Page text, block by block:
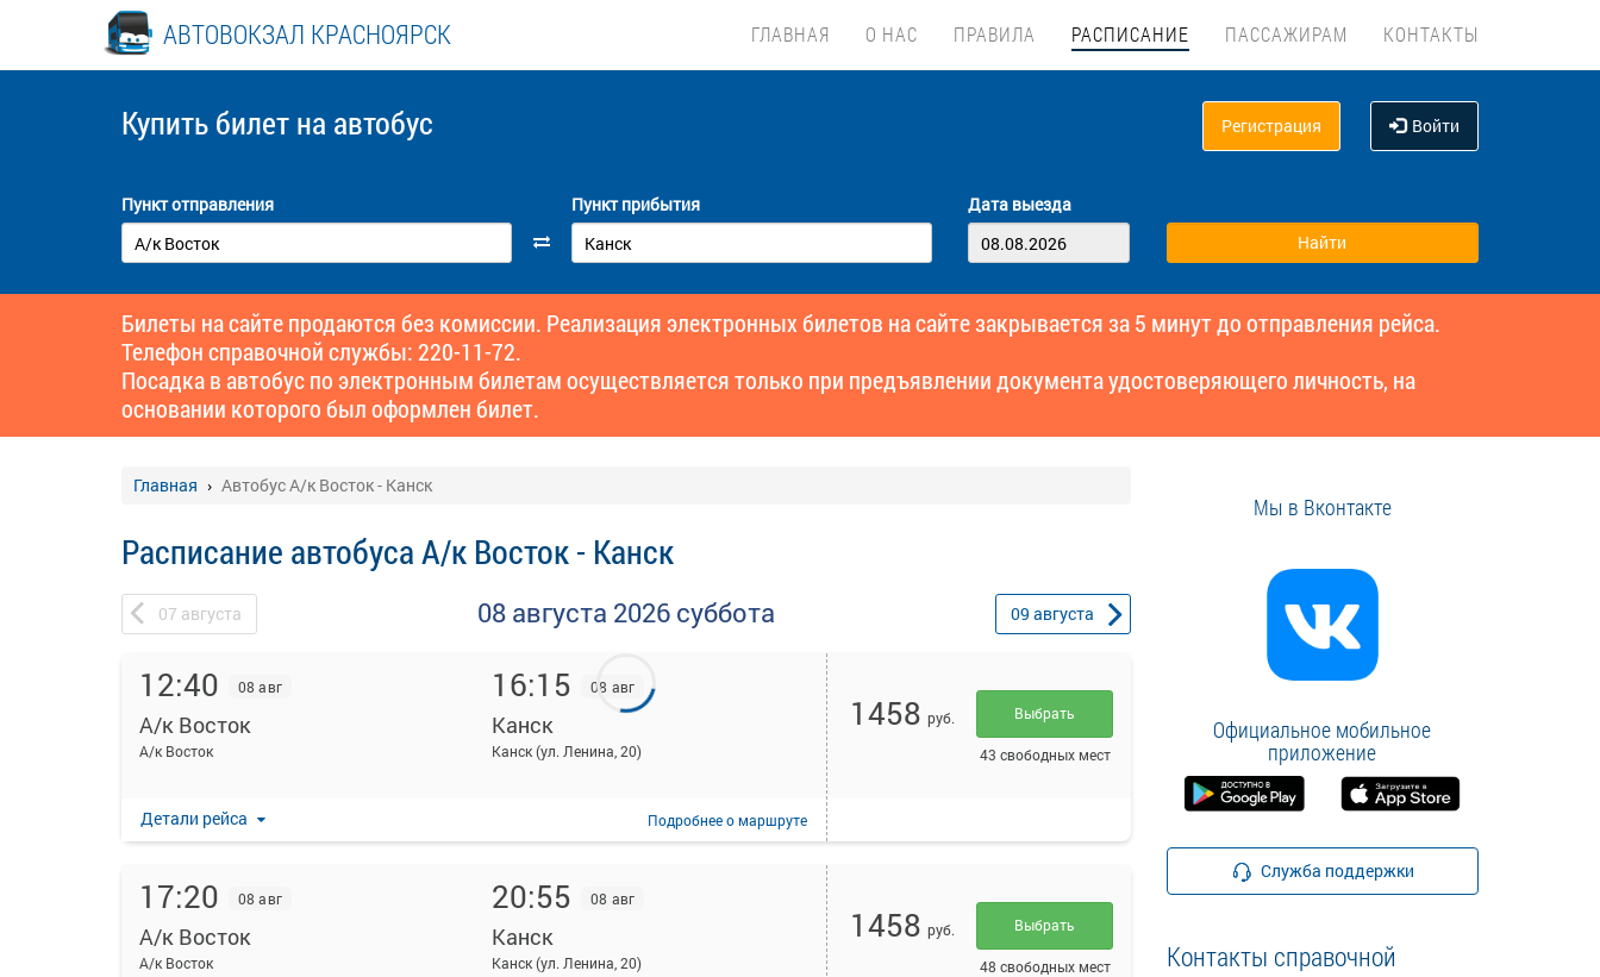
АВТОВОКЗАЛ КРАСНОЯРСК ГЛАВНАЯ О НАС ПРАВИЛА РАСПИСАНИЕ ПАССАЖИРАМ КОНТАКТЫ
Купить билет на автобус Регистрация Войти
Пункт отправления Пункт прибытия Дата выезда
Билеты на сайте продаются без комиссии. Реализация электронных билетов на сайте закрывается за 5 минут до отправления рейса.
Телефон справочной службы: 220-11-72.
Посадка в автобус по электронным билетам осуществляется только при предъявлении документа удостоверяющего личность, на
основании которого был оформлен билет.
Главная Автобус А/к Восток - Канск
Расписание автобуса А/к Восток - Канск
07 августа 08 августа 2026 суббота 09 августа
12:40 08 авг
А/к Восток
А/к Восток
16:15 08 авг
Канск
Канск (ул. Ленина, 20)
Детали рейса Подробнеео маршруте
1458 руб. Выбрать
43 свободных мест
17:20 08 авг
А/к Восток
А/к Восток
20:55 08 авг
Канск
Канск (ул. Ленина, 20)
1458 руб. Выбрать
48 свободных мест
Мы в Вконтакте
Официальное мобильное
приложение
Служба поддержки
Контакты справочной